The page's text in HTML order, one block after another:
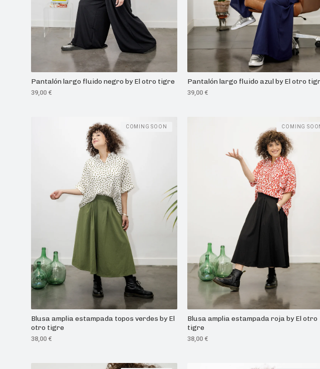
Pantalón largo fluido negro by El otro tigre
39,00 €
Pantalón largo fluido azul by El otro
39,00 €
Blusa amplia estampada topos verdes by El
otro tigre
38,00 €
COMING SOON
Blusa amplia estampada roja by El otro
tigre
38,00 €
COMING